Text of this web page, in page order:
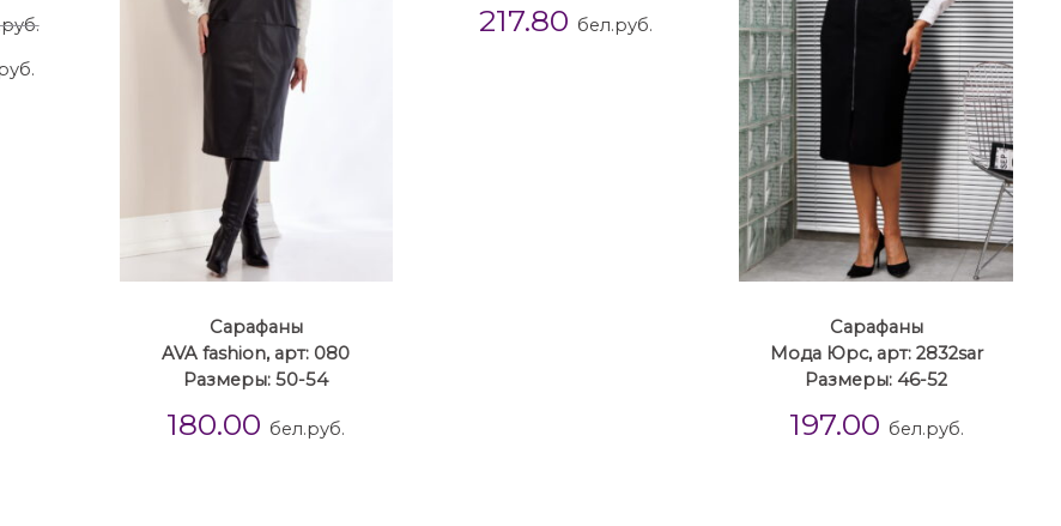
Сарафаны
AVA fashion, арт: 080
Размеры: 50-54
180.00 бел.руб.
217.80 бел.руб.
Сарафаны
Мода Юрс, арт: 2832sar
Размеры: 46-52
197.00 бел.руб.